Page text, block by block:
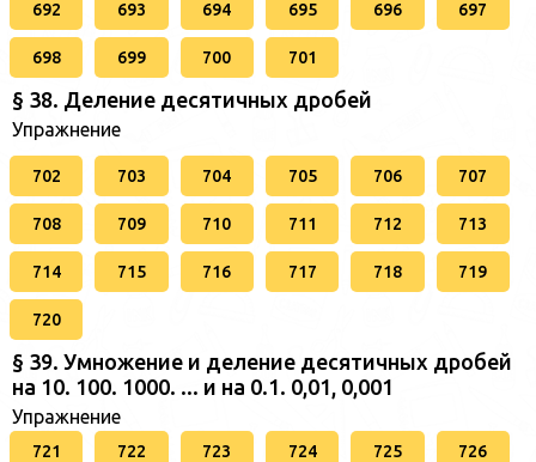
692 693 694 695 696 697
698 699 700 701
§ 38. Деление десятичных дробей
Упражнение
702 703 704 705 706 707
708 709 710 711 712 713
714 715 716 717 718 719
720
§ 39. Умножение и деление десятичных дробей
на 10. 100. 1000. ... и на 0.1. 0,01, 0,001
Упражнение
721 722 723 724 725 726